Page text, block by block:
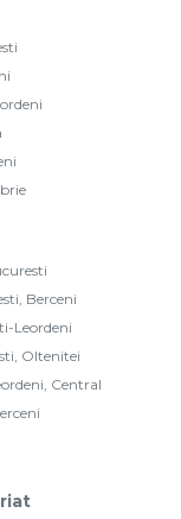
Berceni
Leordeni
Oltenitei
Central